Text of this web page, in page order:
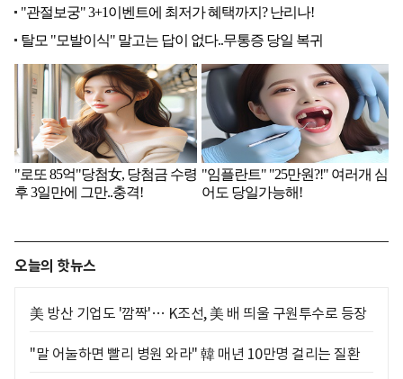
오늘의 핫뉴스
美 방산 기업도 '깜짝'… K조선, 美 배 띄울 구원투수로 등장
"말 어눌하면 빨리 병원 와라" 韓 매년 10만명 걸리는 질환